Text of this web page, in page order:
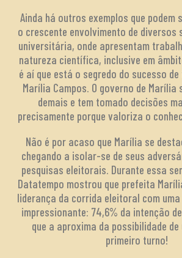
Ainda há outros exemplos que podem
o crescente envolvimento de diversos
universitária, onde apresentam
natureza científica, inclusive em
é aí que está o segredo do sucesso
Marília Campos. O governo de
demais e tem tomado decisões
precisamente porque valoriza o
Não é por acaso que Marília se
chegando a isolar-se de seus
pesquisas eleitorais. Durante essa
Datatempo mostrou que prefeita
liderança da corrida eleitoral com
impressionante: 74,6% da intenção
que a aproxima da possibilidade
primeiro turno!